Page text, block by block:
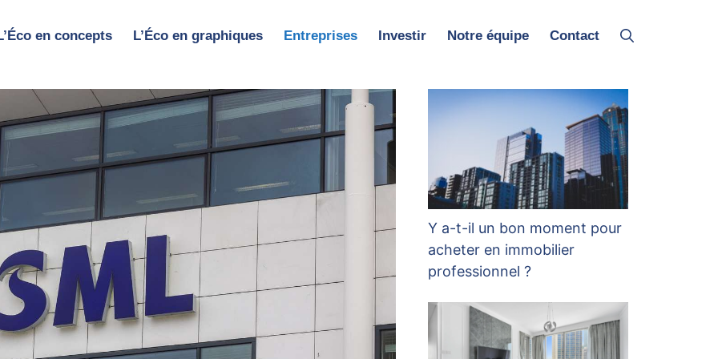
en concepts L’Éco en graphiques Entreprises Investir Notre équipe Contact
Y a-t-il un bon moment pour
acheter en immobilier
professionnel ?